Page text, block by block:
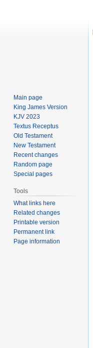
Main page
King James Version
KJV 2023
Textus Receptus
Old Testament
New Testament
Recent changes
Random page
Special pages
Tools
What links here
Related changes
Printable version
Permanent link
Page information